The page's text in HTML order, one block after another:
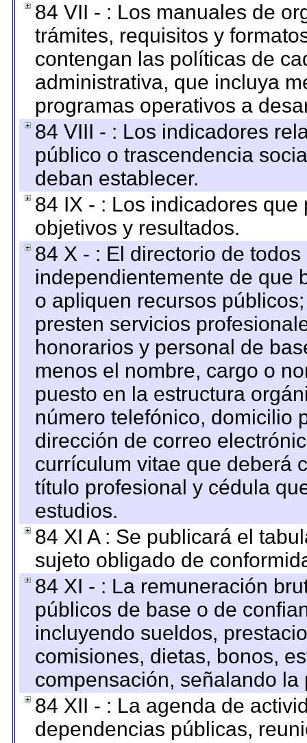
84 VII - : Los manuales de
trámites, requisitos y
contengan las políticas de
administrativa, que incluya
programas operativos a
84 VIII - : Los indicadores
público o trascendencia
deban establecer.
84 IX - : Los indicadores
objetivos y resultados.
84 X - : El directorio de
independientemente de que
o apliquen recursos
presten servicios
honorarios y personal de
menos el nombre, cargo o
puesto en la estructura
número telefónico, domicilio
dirección de correo
currículum vitae que deberá
título profesional y cédula
estudios.
84 XI A : Se publicará el
sujeto obligado de
84 XI - : La remuneración
públicos de base o de
incluyendo sueldos,
comisiones, dietas, bonos,
compensación, señalando
84 XII - : La agenda de
dependencias públicas,